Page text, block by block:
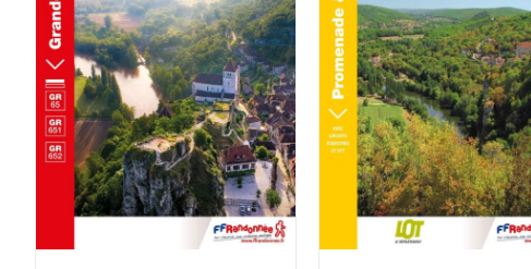
AJOUTER AU PANIER
/
DÉTAILS
AJOUTER AU PANIER
/
DÉTAILS